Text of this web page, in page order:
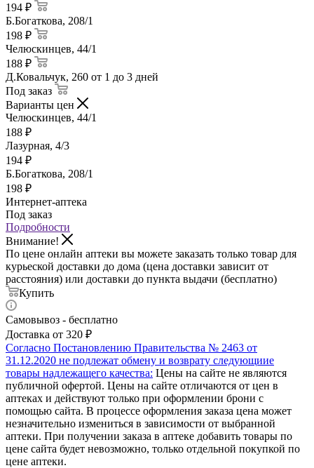
194 ₽
Б.Богаткова, 208/1
198 ₽
Челюскинцев, 44/1
188 ₽
Д.Ковальчук, 260 от 1 до 3 дней
Под заказ
Варианты цен
Челюскинцев, 44/1
188 ₽
Лазурная, 4/3
194 ₽
Б.Богаткова, 208/1
198 ₽
Интернет-аптека
Под заказ
Подробности
Внимание!
По цене онлайн аптеки вы можете заказать только товар для
курьеской доставки до дома (цена доставки зависит от
расстояния) или доставки до пункта выдачи (бесплатно)
Купить
Самовывоз - бесплатно
Доставка от 320 ₽
Согласно Постановлению Правительства № 2463 от
31.12.2020 не подлежат обмену и возврату следующиие
товары надлежащего качества: Цены на сайте не являются
публичной офертой. Цены на сайте отличаются от цен в
аптеках и действуют только при оформлении брони с
помощью сайта. В процессе оформления заказа цена может
незначительно измениться в зависимости от выбранной
аптеки. При получении заказа в аптеке добавить товары по
цене сайта будет невозможно, только отдельной покупкой по
цене аптеки.